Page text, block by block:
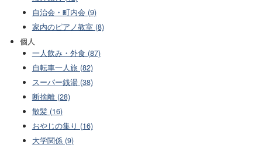
自治会・町内会 (9)
家内のピアノ教室 (8)
個人
一人飲み・外食 (87)
自転車一人旅 (82)
スーパー銭湯 (38)
断捨離 (28)
散髪 (16)
おやじの集り (16)
大学関係 (9)